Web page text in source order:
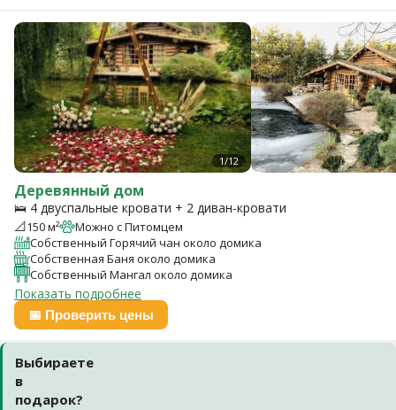
1/12
Деревянный дом
🛌 4 двуспальные кровати + 2 диван-кровати
📐150 м²
Можно с Питомцем
Собственный Горячий чан около домика
Собственная Баня около домика
Собственный Мангал около домика
Показать подробнее
📅 Проверить цены
Выбираете
в
подарок?